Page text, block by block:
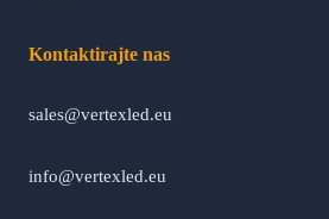
Kontaktirajte nas
sales@vertexled.eu
info@vertexled.eu